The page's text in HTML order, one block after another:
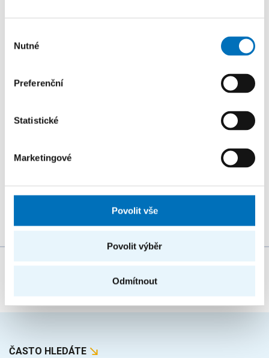
souhlasu
Nutné
Preferenční
Statistické
Marketingové
Povolit vše
Povolit výběr
Odmítnout
Provozní řády
Janouch
ČASTO HLEDÁTE